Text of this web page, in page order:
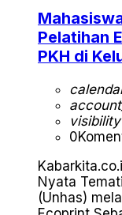
Pelatihan
PKH di
visibility
0
Nyata
(Unhas)